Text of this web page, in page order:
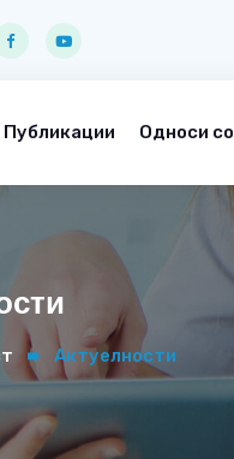
Публикации Односи
Актуелности